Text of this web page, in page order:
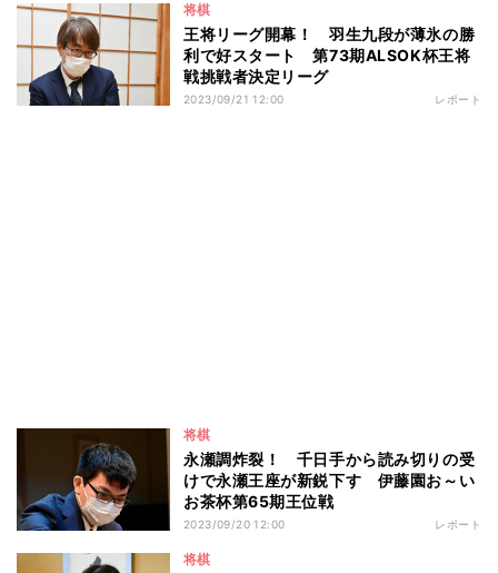
将棋
王将リーグ開幕！ 羽生九段が薄氷の勝
利で好スタート 第73期ALSOK杯王将
戦挑戦者決定リーグ
2023/09/21 12:00 レポート
将棋
永瀬調炸裂！ 千日手から読み切りの受
けで永瀬王座が新鋭下す 伊藤園お～い
お茶杯第65期王位戦
2023/09/20 12:00 レポート
将棋